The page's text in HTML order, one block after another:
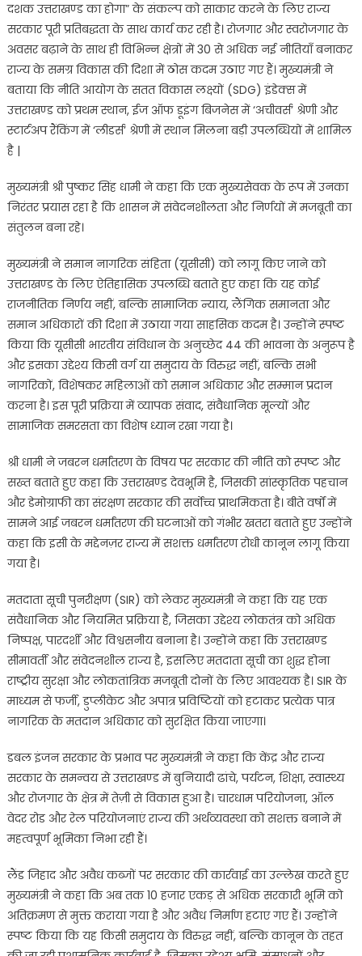
दशक उत्तराखण्ड का होगा” के संकल्प को साकार करने के लिए राज्य
सरकार पूरी प्रतिबद्धता के साथ कार्य कर रही है। रोजगार और स्वरोजगार के
अवसर बढ़ाने के साथ ही विभिन्न क्षेत्रों में 30 से अधिक नई नीतियाँ बनाकर
राज्य के समग्र विकास की दिशा में ठोस कदम उठाए गए हैं। मुख्यमंत्री ने
बताया कि नीति आयोग के सतत विकास लक्ष्यों (SDG) इंडेक्स में
उत्तराखण्ड को प्रथम स्थान, ईज ऑफ डूइंग बिजनेस में ‘अचीवर्स’ श्रेणी और
स्टार्टअप रैंकिंग में ‘लीडर्स’ श्रेणी में स्थान मिलना बड़ी उपलब्धियों में शामिल
है |
मुख्यमंत्री श्री पुष्कर सिंह धामी ने कहा कि एक मुख्यसेवक के रूप में उनका
निरंतर प्रयास रहा है कि शासन में संवेदनशीलता और निर्णयों में मजबूती का
संतुलन बना रहे।
मुख्यमंत्री ने समान नागरिक संहिता (यूसीसी) को लागू किए जाने को
उत्तराखण्ड के लिए ऐतिहासिक उपलब्धि बताते हुए कहा कि यह कोई
राजनीतिक निर्णय नहीं, बल्कि सामाजिक न्याय, लैंगिक समानता और
समान अधिकारों की दिशा में उठाया गया साहसिक कदम है। उन्होंने स्पष्ट
किया कि यूसीसी भारतीय संविधान के अनुच्छेद 44 की भावना के अनुरूप है
और इसका उद्देश्य किसी वर्ग या समुदाय के विरुद्ध नहीं, बल्कि सभी
नागरिकों, विशेषकर महिलाओं को समान अधिकार और सम्मान प्रदान
करना है। इस पूरी प्रक्रिया में व्यापक संवाद, संवैधानिक मूल्यों और
सामाजिक समरसता का विशेष ध्यान रखा गया है।
श्री धामी ने जबरन धर्मांतरण के विषय पर सरकार की नीति को स्पष्ट और
सख्त बताते हुए कहा कि उत्तराखण्ड देवभूमि है, जिसकी सांस्कृतिक पहचान
और डेमोग्राफी का संरक्षण सरकार की सर्वोच्च प्राथमिकता है। बीते वर्षों में
सामने आई जबरन धर्मांतरण की घटनाओं को गंभीर खतरा बताते हुए उन्होंने
कहा कि इसी के मद्देनज़र राज्य में सशक्त धर्मांतरण रोधी कानून लागू किया
गया है।
मतदाता सूची पुनरीक्षण (SIR) को लेकर मुख्यमंत्री ने कहा कि यह एक
संवैधानिक और नियमित प्रक्रिया है, जिसका उद्देश्य लोकतंत्र को अधिक
निष्पक्ष, पारदर्शी और विश्वसनीय बनाना है। उन्होंने कहा कि उत्तराखण्ड
सीमावर्ती और संवेदनशील राज्य है, इसलिए मतदाता सूची का शुद्ध होना
राष्ट्रीय सुरक्षा और लोकतांत्रिक मजबूती दोनों के लिए आवश्यक है। SIR के
माध्यम से फर्जी, डुप्लीकेट और अपात्र प्रविष्टियों को हटाकर प्रत्येक पात्र
नागरिक के मतदान अधिकार को सुरक्षित किया जाएगा।
डबल इंजन सरकार के प्रभाव पर मुख्यमंत्री ने कहा कि केंद्र और राज्य
सरकार के समन्वय से उत्तराखण्ड में बुनियादी ढांचे, पर्यटन, शिक्षा, स्वास्थ्य
और रोजगार के क्षेत्र में तेज़ी से विकास हुआ है। चारधाम परियोजना, ऑल
वेदर रोड और रेल परियोजनाएं राज्य की अर्थव्यवस्था को सशक्त बनाने में
महत्वपूर्ण भूमिका निभा रही हैं।
लैंड जिहाद और अवैध कब्जों पर सरकार की कार्रवाई का उल्लेख करते हुए
मुख्यमंत्री ने कहा कि अब तक 10 हजार एकड़ से अधिक सरकारी भूमि को
अतिक्रमण से मुक्त कराया गया है और अवैध निर्माण हटाए गए हैं। उन्होंने
स्पष्ट किया कि यह किसी समुदाय के विरुद्ध नहीं, बल्कि कानून के तहत